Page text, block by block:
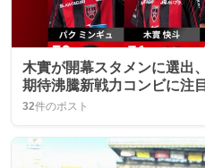
木實が開幕スタメンに選出
期待沸騰新戦力コンビに注目
32件のポスト